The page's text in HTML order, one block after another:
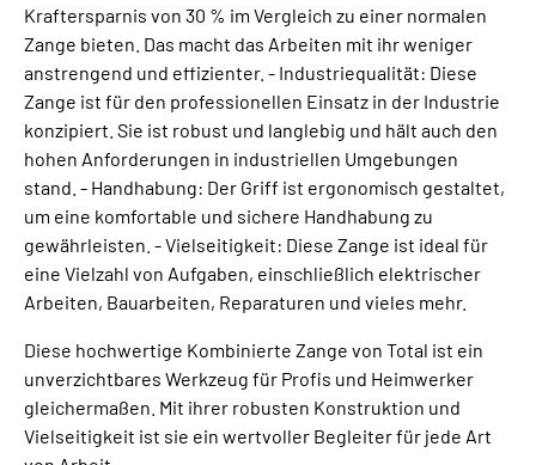
Kraftersparnis von 30 % im Vergleich zu einer normalen
Zange bieten. Das macht das Arbeiten mit ihr weniger
anstrengend und effizienter. - Industriequalität: Diese
Zange ist für den professionellen Einsatz in der Industrie
konzipiert. Sie ist robust und langlebig und hält auch den
hohen Anforderungen in industriellen Umgebungen
stand. - Handhabung: Der Griff ist ergonomisch gestaltet,
um eine komfortable und sichere Handhabung zu
gewährleisten. - Vielseitigkeit: Diese Zange ist ideal für
eine Vielzahl von Aufgaben, einschließlich elektrischer
Arbeiten, Bauarbeiten, Reparaturen und vieles mehr.
Diese hochwertige Kombinierte Zange von Total ist ein
unverzichtbares Werkzeug für Profis und Heimwerker
gleichermaßen. Mit ihrer robusten Konstruktion und
Vielseitigkeit ist sie ein wertvoller Begleiter für jede Art